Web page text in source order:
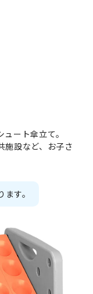
ート傘立て。
施設など、お子さ
す。